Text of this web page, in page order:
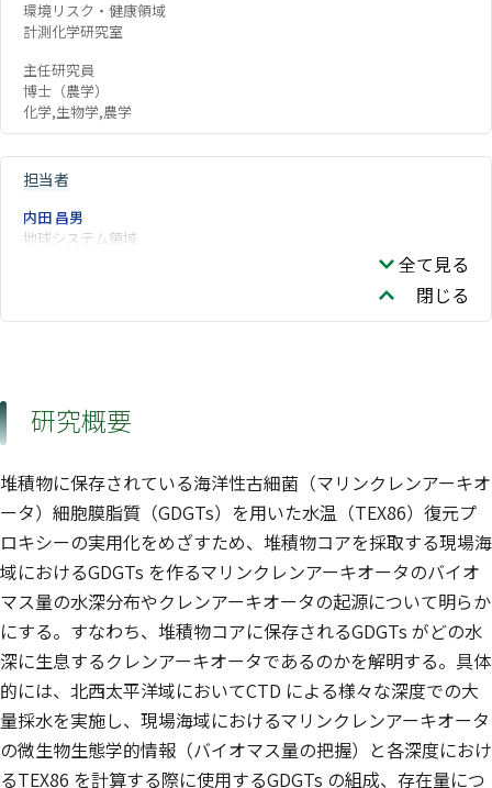
環境リスク・健康領域
計測化学研究室
主任研究員
博士（農学）
化学,生物学,農学
担当者
内田 昌男
地球システム領域
全て見る
閉じる
研究概要
堆積物に保存されている海洋性古細菌（マリンクレンアーキオ
ータ）細胞膜脂質（GDGTs）を用いた水温（TEX86）復元プ
ロキシーの実用化をめざすため、堆積物コアを採取する現場海
域におけるGDGTs を作るマリンクレンアーキオータのバイオ
マス量の水深分布やクレンアーキオータの起源について明らか
にする。すなわち、堆積物コアに保存されるGDGTs がどの水
深に生息するクレンアーキオータであるのかを解明する。具体
的には、北西太平洋域においてCTD による様々な深度での大
量採水を実施し、現場海域におけるマリンクレンアーキオータ
の微生物生態学的情報（バイオマス量の把握）と各深度におけ
るTEX86 を計算する際に使用するGDGTs の組成、存在量につ